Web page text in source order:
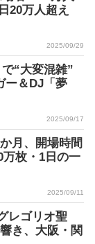
20万人超え
2025/09/29
“大変混雑”
ー＆DJ「夢
2025/09/17
月、開場時間
枚・1日の一
2025/09/11
レゴリオ聖
き、大阪・関